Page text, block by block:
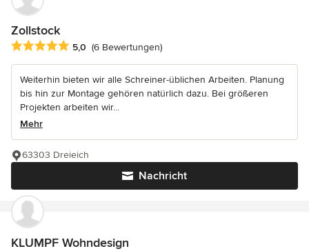
Zollstock
Durchschnittliche Bewertung: 5 von 5 Sternen
5,0 (6 Bewertungen)
Weiterhin bieten wir alle Schreiner-üblichen Arbeiten. Planung
bis hin zur Montage gehören natürlich dazu. Bei größeren
Projekten arbeiten wir...
Mehr
Nachricht
63303 Dreieich
KLUMPF Wohndesign